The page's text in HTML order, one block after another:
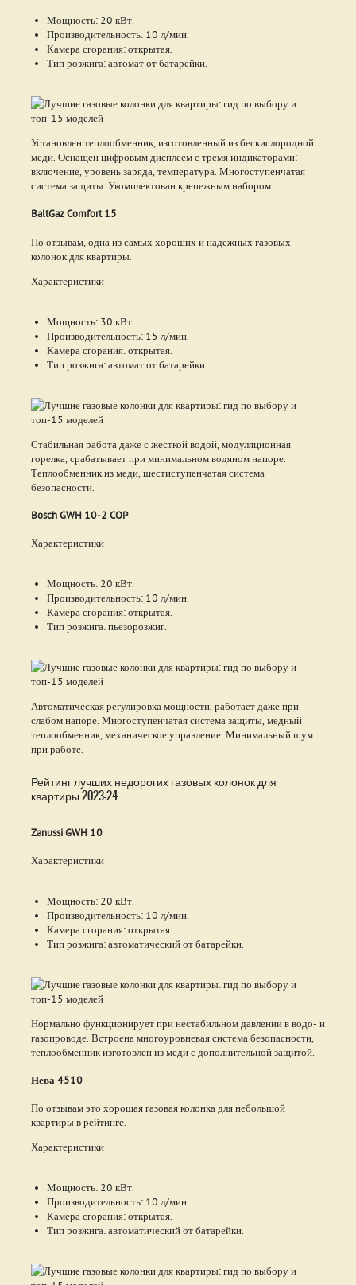
Мощность: 20 кВт.
Производительность: 10 л/мин.
Камера сгорания: открытая.
Тип розжига: автомат от батарейки.
Установлен теплообменник, изготовленный из бескислородной
меди. Оснащен цифровым дисплеем с тремя индикаторами:
включение, уровень заряда, температура. Многоступенчатая
система защиты. Укомплектован крепежным набором.
BaltGaz Comfort 15
По отзывам, одна из самых хороших и надежных газовых
колонок для квартиры.
Характеристики
Мощность: 30 кВт.
Производительность: 15 л/мин.
Камера сгорания: открытая.
Тип розжига: автомат от батарейки.
Стабильная работа даже с жесткой водой, модуляционная
горелка, срабатывает при минимальном водяном напоре.
Теплообменник из меди, шестиступенчатая система
безопасности.
Bosch GWH 10-2 COP
Характеристики
Мощность: 20 кВт.
Производительность: 10 л/мин.
Камера сгорания: открытая.
Тип розжига: пьезорозжиг.
Автоматическая регулировка мощности, работает даже при
слабом напоре. Многоступенчатая система защиты, медный
теплообменник, механическое управление. Минимальный шум
при работе.
Рейтинг лучших недорогих газовых колонок для
квартиры 2023-24
Zanussi GWH 10
Характеристики
Мощность: 20 кВт.
Производительность: 10 л/мин.
Камера сгорания: открытая.
Тип розжига: автоматический от батарейки.
Нормально функционирует при нестабильном давлении в водо- и
газопроводе. Встроена многоуровневая система безопасности,
теплообменник изготовлен из меди с дополнительной защитой.
Нева 4510
По отзывам это хорошая газовая колонка для небольшой
квартиры в рейтинге.
Характеристики
Мощность: 20 кВт.
Производительность: 10 л/мин.
Камера сгорания: открытая.
Тип розжига: автоматический от батарейки.